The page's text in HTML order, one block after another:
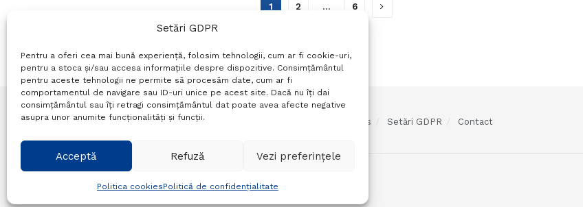
Setări GDPR
Pentru a oferi cea mai bună experiență, folosim tehnologii, cum ar fi cookie-uri,
pentru a stoca și/sau accesa informațiile despre dispozitive. Consimțământul
pentru aceste tehnologii ne permite să procesăm date, cum ar fi
comportamentul de navigare sau ID-uri unice pe acest site. Dacă nu îți dai
consimțământul sau îți retragi consimțământul dat poate avea afecte negative
asupra unor anumite funcționalități și funcții.
Acceptă Refuză Vezi preferințele
Politica cookiesPolitică de confidențialitate
1 2 … 6
Termeni si conditii Politică de confidențialitate Politica cookies Setări GDPR Contact